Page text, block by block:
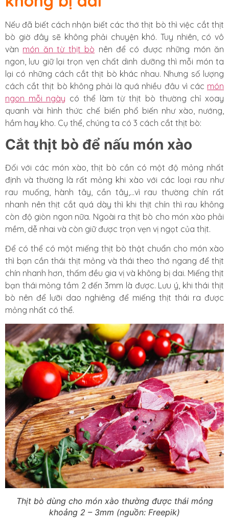
Nếu đã biết cách nhận biết các thớ thịt bò thì việc cắt thịt
bò giờ đây sẽ không phải chuyện khó. Tuy nhiên, có vô
vàn món ăn từ thịt bò nên để có được những món ăn
ngon, lưu giữ lại trọn vẹn chất dinh dưỡng thì mỗi món ta
lại có những cách cắt thịt bò khác nhau. Nhưng số lượng
cách cắt thịt bò không phải là quá nhiều đâu vì các món
ngon mỗi ngày có thể làm từ thịt bò thường chỉ xoay
quanh vài hình thức chế biến phổ biến như xào, nướng,
hầm hay kho. Cụ thể, chúng ta có 3 cách cắt thịt bò:
Cắt thịt bò để nấu món xào
Đối với các món xào, thịt bò cần có một độ mỏng nhất
định và thường là rất mỏng khi xào với các loại rau như
rau muống, hành tây, cần tây,…vì rau thường chín rất
nhanh nên thịt cắt quá dày thì khi thịt chín thì rau không
còn độ giòn ngon nữa. Ngoài ra thịt bò cho món xào phải
mềm, dễ nhai và còn giữ được trọn vẹn vị ngọt của thịt.
Để có thể có một miếng thịt bò thật chuẩn cho món xào
thì bạn cần thái thịt mỏng và thái theo thớ ngang để thịt
chín nhanh hơn, thấm đều gia vị và không bị dai. Miếng thịt
bạn thái mỏng tầm 2 đến 3mm là được. Lưu ý, khi thái thịt
bò nên để lưỡi dao nghiêng để miếng thịt thái ra được
mỏng nhất có thể.
Thịt bò dùng cho món xào thường được thái mỏng
khoảng 2 – 3mm (nguồn: Freepik)